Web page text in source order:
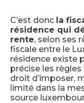
C’est donc la
résidence qui
rente, selon ses
fiscale entre le
résidence existe
précise les
droit d’imposer,
limité dans la
source